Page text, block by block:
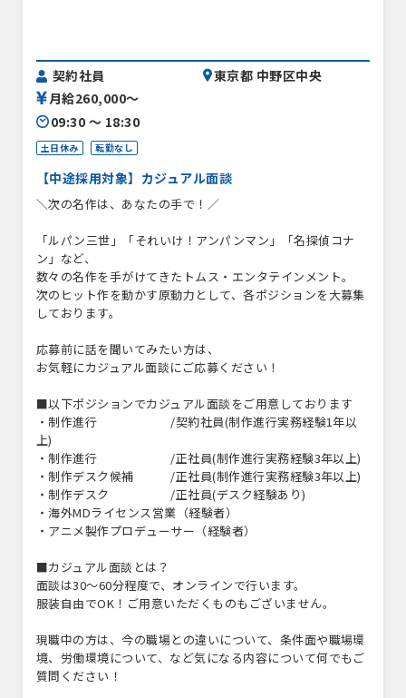
契約社員
月給260,000〜
09:30 〜 18:30
東京都 中野区中央
土日休み 転勤なし
【中途採用対象】カジュアル面談
＼次の名作は、あなたの手で！／
「ルパン三世」「それいけ！アンパンマン」「名探偵コナ
ン」など、
数々の名作を手がけてきたトムス・エンタテインメント。
次のヒット作を動かす原動力として、各ポジションを大募集
しております。
応募前に話を聞いてみたい方は、
お気軽にカジュアル面談にご応募ください！
■以下ポジションでカジュアル面談をご用意しております
・制作進行 /契約社員(制作進行実務経験1年以
上)
・制作進行 /正社員(制作進行実務経験3年以上)
・制作デスク候補 /正社員(制作進行実務経験3年以上)
・制作デスク /正社員(デスク経験あり)
・海外MDライセンス営業（経験者）
・アニメ製作プロデューサー（経験者）
■カジュアル面談とは？
面談は30〜60分程度で、オンラインで行います。
服装自由でOK！ご用意いただくものもございません。
現職中の方は、今の職場との違いについて、条件面や職場環
境、労働環境について、など気になる内容について何でもご
質問ください！